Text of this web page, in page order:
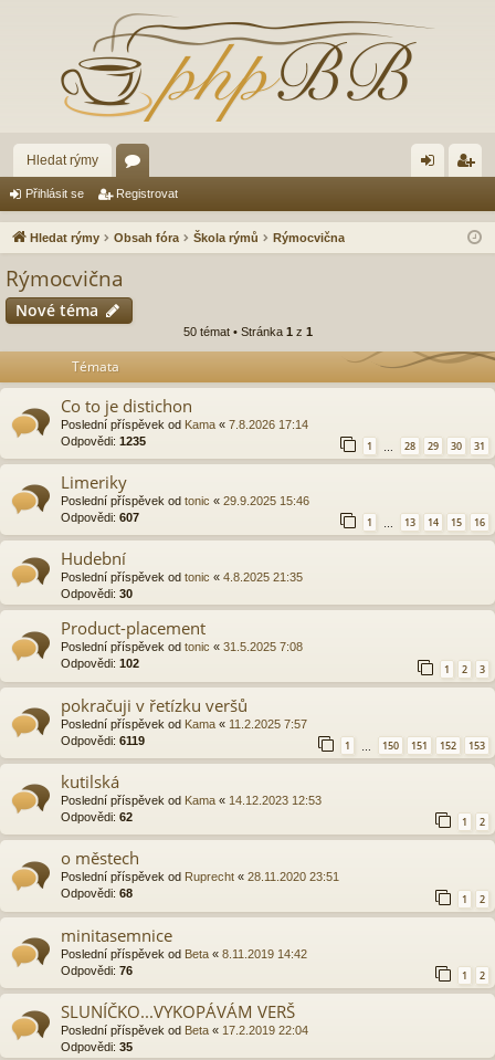
Hledat rýmy
ór
a lá ist
Přihlásit se Registrovat
Hledat rýmy Obsah fóra Škola rýmů Rýmocvična
Rýmocvična
Nové téma
50 témat • Stránka 1 z 1
Témata
Co to je distichon
Poslední příspěvek od Kama « 7.8.2026 17:14
Odpovědi: 1235 1 28 29 30 31
Limeriky
Poslední příspěvek od tonic « 29.9.2025 15:46
Odpovědi: 607 1 … 13 14 15 16
Hudební
Poslední příspěvek od tonic « 4.8.2025 21:35
Odpovědi: 30
Product-placement
Poslední příspěvek od tonic « 31.5.2025 7:08
Odpovědi: 102 1 2 3
pokračuji v řetízku veršů
Poslední příspěvek od Kama « 11.2.2025 7:57
Odpovědi: 6119 1 … 150 151 152 153
kutilská
Poslední příspěvek od Kama « 14.12.2023 12:53
Odpovědi: 62 1 2
o městech
Poslední příspěvek od Ruprecht « 28.11.2020 23:51
Odpovědi: 68 1 2
minitasemnice
Poslední příspěvek od Beta « 8.11.2019 14:42
Odpovědi: 76 1 2
SLUNÍČKO...VYKOPÁVÁM VERŠ
Poslední příspěvek od Beta « 17.2.2019 22:04
Odpovědi: 35